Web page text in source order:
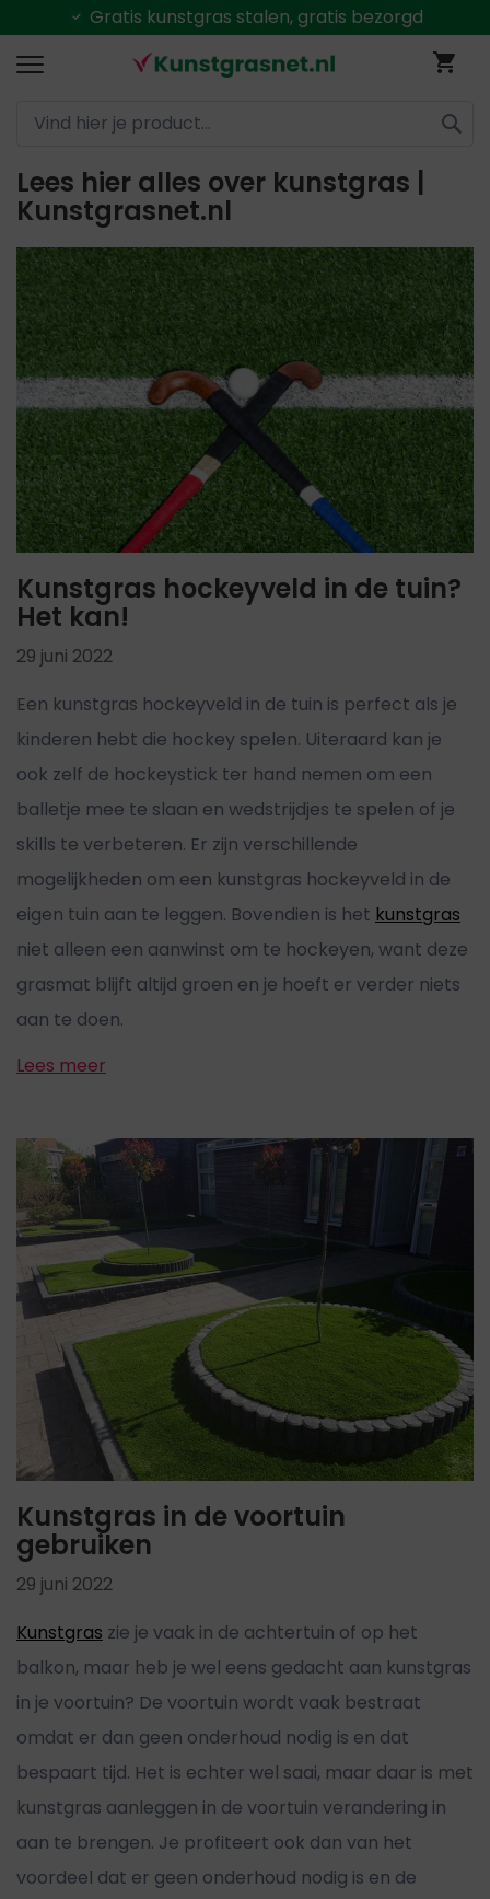
Gratis kunstgras stalen, gratis bezorgd
Lees hier alles over kunstgras |
Kunstgrasnet.nl
Kunstgras hockeyveld in de tuin?
Het kan!
29 juni 2022
Een kunstgras hockeyveld in de tuin is perfect als je
kinderen hebt die hockey spelen. Uiteraard kan je
ook zelf de hockeystick ter hand nemen om een
balletje mee te slaan en wedstrijdjes te spelen of je
skills te verbeteren. Er zijn verschillende
mogelijkheden om een kunstgras hockeyveld in de
eigen tuin aan te leggen. Bovendien is het kunstgras
niet alleen een aanwinst om te hockeyen, want deze
grasmat blijft altijd groen en je hoeft er verder niets
aan te doen.
Lees meer
Kunstgras in de voortuin
gebruiken
29 juni 2022
Kunstgras zie je vaak in de achtertuin of op het
balkon, maar heb je wel eens gedacht aan kunstgras
in je voortuin? De voortuin wordt vaak bestraat
omdat er dan geen onderhoud nodig is en dat
bespaart tijd. Het is echter wel saai, maar daar is met
kunstgras aanleggen in de voortuin verandering in
aan te brengen. Je profiteert ook dan van het
voordeel dat er geen onderhoud nodig is en de